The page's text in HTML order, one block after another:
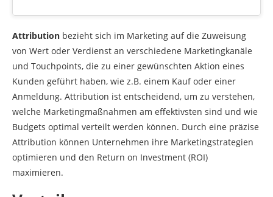
Attribution bezieht sich im Marketing auf die Zuweisung
von Wert oder Verdienst an verschiedene Marketingkanäle
und Touchpoints, die zu einer gewünschten Aktion eines
Kunden geführt haben, wie z.B. einem Kauf oder einer
Anmeldung. Attribution ist entscheidend, um zu verstehen,
welche Marketingmaßnahmen am effektivsten sind und wie
Budgets optimal verteilt werden können. Durch eine präzise
Attribution können Unternehmen ihre Marketingstrategien
optimieren und den Return on Investment (ROI)
maximieren.